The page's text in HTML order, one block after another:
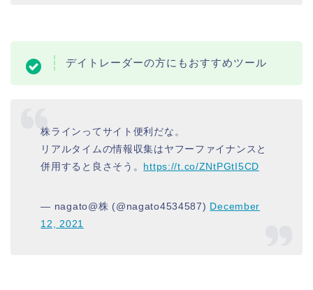
デイトレーダーの方にもおすすめツール
株ラインってサイト便利だな。
リアルタイムの情報収集はヤフーファイナンスと
併用すると良さそう。 https://t.co/ZNtPGtI5CD
— nagato@株 (@nagato4534587) December
12, 2021